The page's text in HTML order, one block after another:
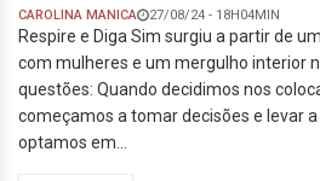
CAROLINA MANICA 27/08/24 - 18H04MIN
Respire e Diga Sim surgiu a partir de
com mulheres e um mergulho interior
questões: Quando decidimos nos
começamos a tomar decisões e levar
optamos em...